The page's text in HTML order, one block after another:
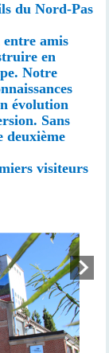
du Nord-Pas
entre amis
en
Notre
évolution
Sans
deuxième
visiteurs